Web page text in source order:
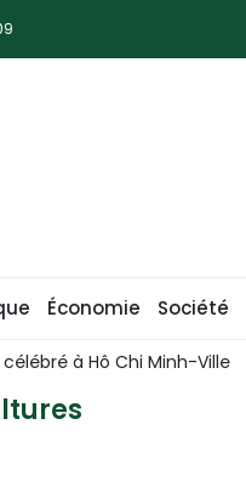
Économie Société
célébré à Hô Chi Minh-Ville